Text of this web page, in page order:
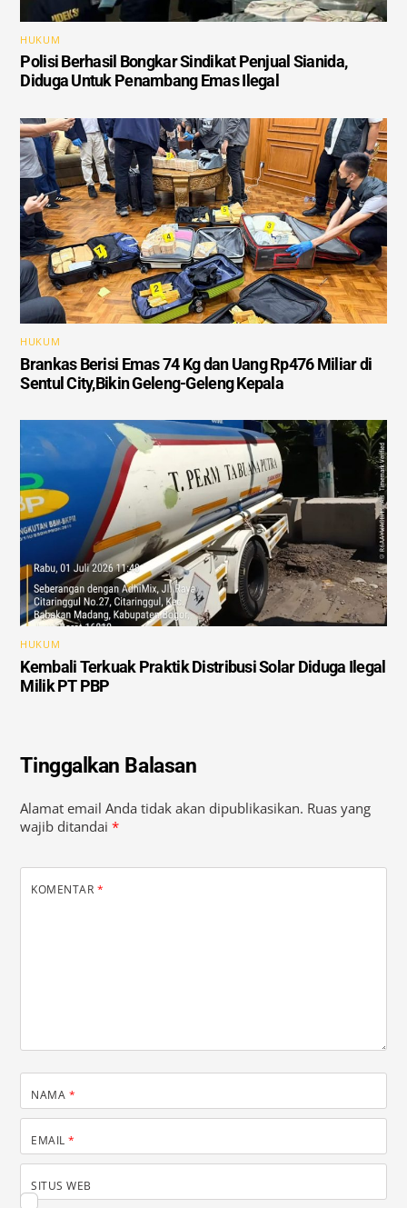
HUKUM
Polisi Berhasil Bongkar Sindikat Penjual Sianida,
Diduga Untuk Penambang Emas Ilegal
HUKUM
Brankas Berisi Emas 74 Kg dan Uang Rp476 Miliar di
Sentul City,Bikin Geleng-Geleng Kepala
HUKUM
Kembali Terkuak Praktik Distribusi Solar Diduga Ilegal
Milik PT PBP
Tinggalkan Balasan
Alamat email Anda tidak akan dipublikasikan. Ruas yang
wajib ditandai*
KOMENTAR *
NAMA *
EMAIL*
SITUS WEB